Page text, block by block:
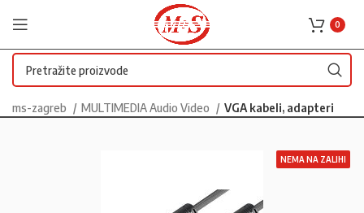
0
ms-zagreb MULTIMEDIA Audio Video VGA kabeli, adapteri
NEMA NA ZALIHI